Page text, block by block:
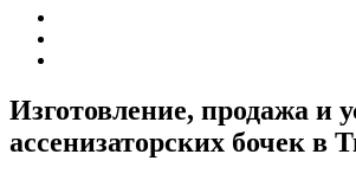
Изготовление, продажа и
ассенизаторских бочек в